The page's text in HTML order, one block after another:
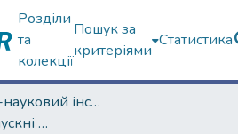
Розділи
та
колекції
Пошук за
критеріями
Статистика
Навчально-науковий інститут «Українська інженерно-педагогічна академія»
Кваліфікаційні випускні роботи магістрів. Навчально-науковий інститут «Українська інженерно-педагогічна академія»